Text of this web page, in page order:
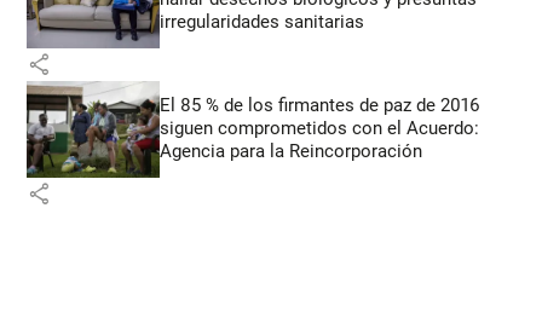
irregularidades sanitarias
share
El 85 % de los firmantes de paz de 2016
siguen comprometidos con el Acuerdo:
Agencia para la Reincorporación
share